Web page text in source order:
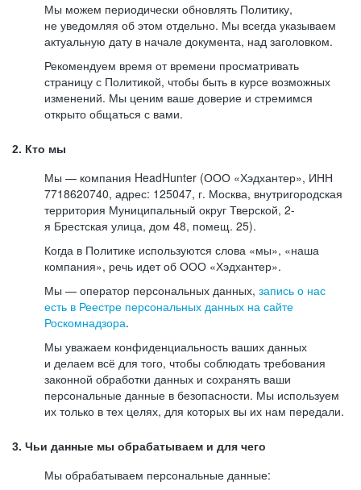
Мы можем периодически обновлять Политику,
не уведомляя об этом отдельно. Мы всегда указываем
актуальную дату в начале документа, над заголовком.
Рекомендуем время от времени просматривать
страницу с Политикой, чтобы быть в курсе возможных
изменений. Мы ценим ваше доверие и стремимся
открыто общаться с вами.
2. Кто мы
Мы — компания HeadHunter (ООО «Хэдхантер», ИНН
7718620740, адрес: 125047, г. Москва, внутригородская
территория Муниципальный округ Тверской, 2-
я Брестская улица, дом 48, помещ. 25).
Когда в Политике используются слова «мы», «наша
компания», речь идет об ООО «Хэдхантер».
Мы — оператор персональных данных, запись о нас
есть в Реестре персональных данных на сайте
Роскомнадзора.
Мы уважаем конфиденциальность ваших данных
и делаем всё для того, чтобы соблюдать требования
законной обработки данных и сохранять ваши
персональные данные в безопасности. Мы используем
их только в тех целях, для которых вы их нам передали.
3. Чьи данные мы обрабатываем и для чего
Мы обрабатываем персональные данные: